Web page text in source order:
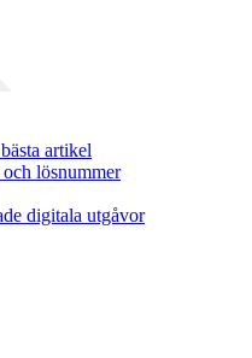
artikel
lösnummer
digitala utgåvor